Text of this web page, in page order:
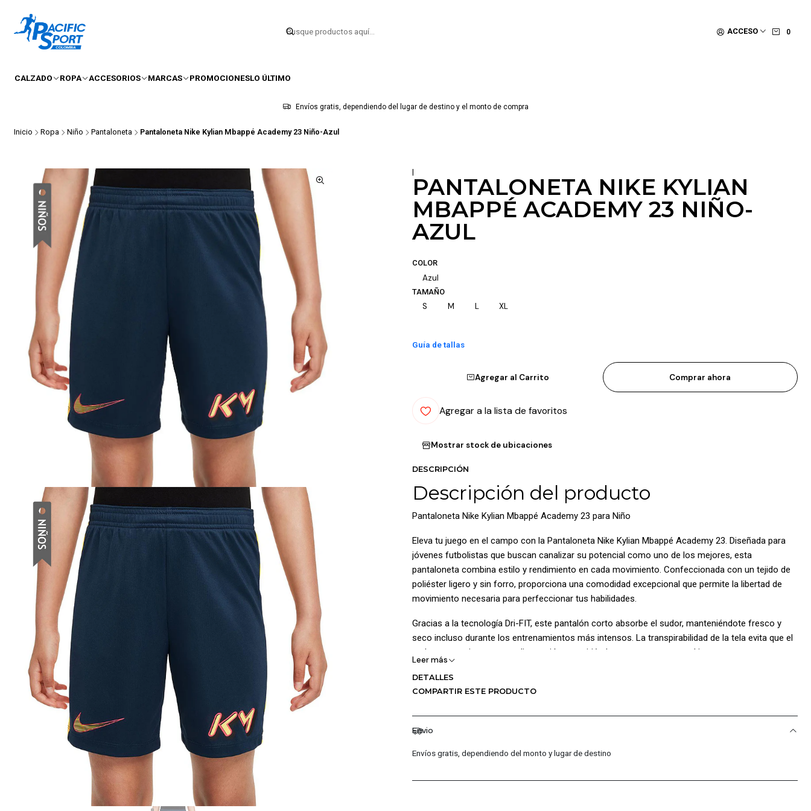
ACCESO 0
CALZADO ROPA ACCESORIOS MARCAS PROMOCIONESLO ÚLTIMO
Envíos gratis, dependiendo del lugar de destino y el monto de compra
Inicio Ropa Niño Pantaloneta Pantaloneta Nike Kylian Mbappé Academy 23 Niño-Azul
|
PANTALONETA NIKE KYLIAN
MBAPPÉ ACADEMY 23 NIÑO-
AZUL
COLOR
Azul
TAMAÑO
S M L XL
Guía de tallas
Agregar al Carrito Comprar ahora
Agregar a la lista de favoritos
Mostrar stock de ubicaciones
DESCRIPCIÓN
Descripción del producto
Pantaloneta Nike Kylian Mbappé Academy 23 para Niño
Eleva tu juego en el campo con la Pantaloneta Nike Kylian Mbappé Academy 23. Diseñada para
jóvenes futbolistas que buscan canalizar su potencial como uno de los mejores, esta
pantaloneta combina estilo y rendimiento en cada movimiento. Confeccionada con un tejido de
poliéster ligero y sin forro, proporciona una comodidad excepcional que permite la libertad de
movimiento necesaria para perfeccionar tus habilidades.
Gracias a la tecnología Dri-FIT, este pantalón corto absorbe el sudor, manteniéndote fresco y
seco incluso durante los entrenamientos más intensos. La transpirabilidad de la tela evita que el
sudor se convierta en una distracción, permitiéndote concentrarte en el juego y en tus metas.
Beneficios:
El diseño sin forro brinda un ajuste ligero y fresco, ideal para largas sesiones de práctica.
Detalles del producto:
Leer más
DETALLES
COMPARTIR ESTE PRODUCTO
Envio
Envíos gratis, dependiendo del monto y lugar de destino